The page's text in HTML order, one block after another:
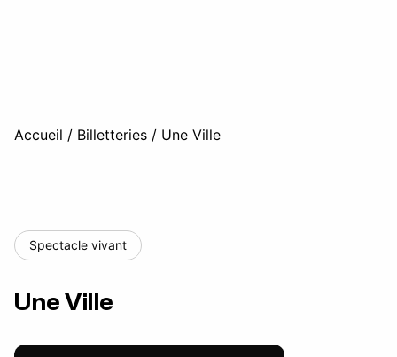
Accueil / Billetteries / Une Ville
Spectacle vivant
Une Ville